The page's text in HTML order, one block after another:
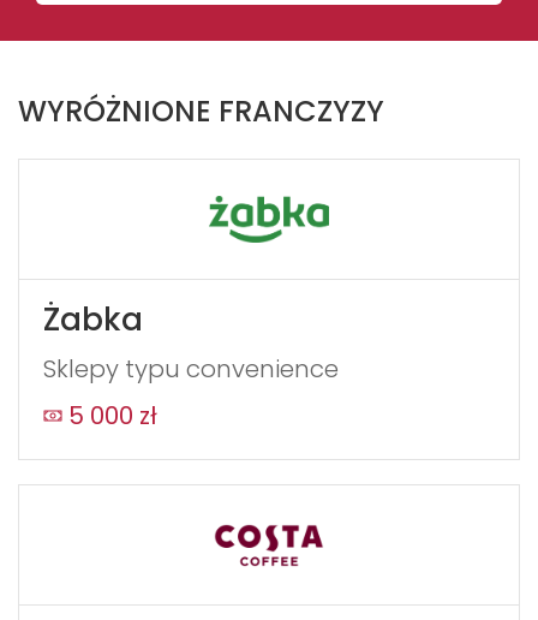
WYRÓŻNIONE FRANCZYZY
Żabka
Sklepy typu convenience
5 000 zł